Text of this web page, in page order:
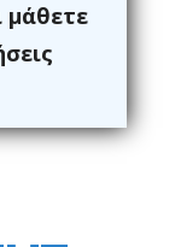
μάθετε